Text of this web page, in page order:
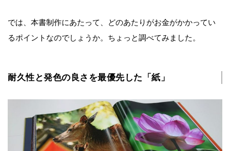
では、本書制作にあたって、どのあたりがお金がかかってい
るポイントなのでしょうか。ちょっと調べてみました。
耐久性と発色の良さを最優先した「紙」